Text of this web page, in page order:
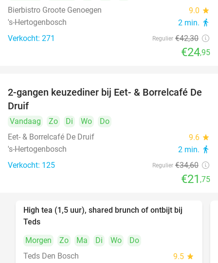
Bierbistro Groote Genoegen
9.0 star
's-Hertogenbosch 2 min. directions_walk
Verkocht: 271 Regulier €42,30
€24,95
37%
2-gangen keuzediner bij Eet- & Borrelcafé De
Druif
Vandaag Zo Di Wo
Do
Eet- & Borrelcafé De Druif
9.6 star
's-Hertogenbosch 2 min. directions_walk
Verkocht: 125 Regulier €34,60
€21 ,75
35%
High tea (1,5 uur), shared brunch of ontbijt bij
Teds
Morgen
Zo Ma Di Wo
Do
Teds Den Bosch
9.5 star